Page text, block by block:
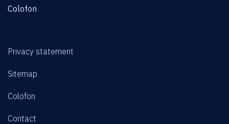
Colofon
Privacy statement
Sitemap
Colofon
Contact